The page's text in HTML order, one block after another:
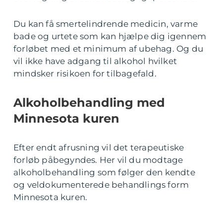
Du kan få smertelindrende medicin, varme
bade og urtete som kan hjælpe dig igennem
forløbet med et minimum af ubehag. Og du
vil ikke have adgang til alkohol hvilket
mindsker risikoen for tilbagefald.
Alkoholbehandling med
Minnesota kuren
Efter endt afrusning vil det terapeutiske
forløb påbegyndes. Her vil du modtage
alkoholbehandling som følger den kendte
og veldokumenterede behandlings form
Minnesota kuren.